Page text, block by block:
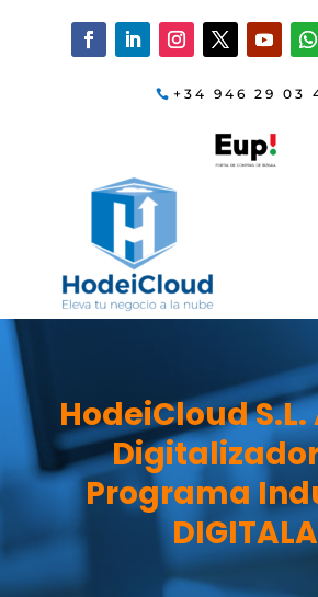
+34 946 29 03
HodeiCloud
Programa
DIGITALA